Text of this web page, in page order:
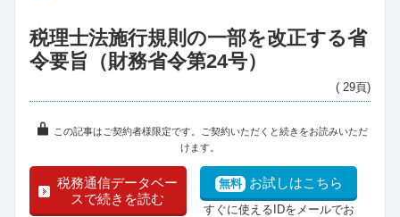
税理士法施行規則の一部を改正する省
令要旨（財務省令第24号）
( 29頁)
この記事はご契約者様限定です。ご契約いただくと続きをお読みいただ
けます。
税務通信データベー
スで続きを読む
無料 お試しはこちら
すぐに使えるIDをメールでお